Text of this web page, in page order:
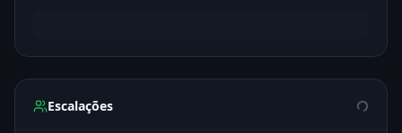
Escalações